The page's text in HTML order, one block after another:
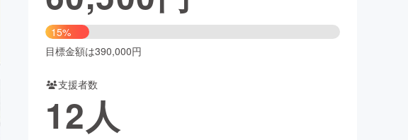
ファッション
ティー・ヘルスケア
15%
目標金額は390,000円
支援者数
12人